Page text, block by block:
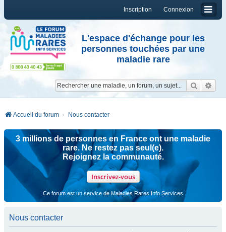
Connexion
Inscription
L'espace d'échange pour les
personnes touchées par une
maladie rare
Accueil du forum Nous contacter
3 millions de personnes en France ont une maladie
rare. Ne restez pas seul(e).
Rejoignez la communauté.
Inscrivez-vous
Ce forum est un service de Maladies Rares Info Services
Nous contacter